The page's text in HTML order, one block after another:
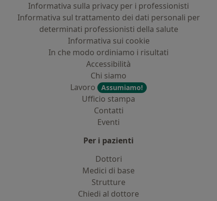
Informativa sulla privacy per i professionisti
Informativa sul trattamento dei dati personali per
determinati professionisti della salute
Informativa sui cookie
In che modo ordiniamo i risultati
Accessibilità
Chi siamo
Lavoro
Assumiamo!
Ufficio stampa
Contatti
Eventi
Per i pazienti
Dottori
Medici di base
Strutture
Chiedi al dottore